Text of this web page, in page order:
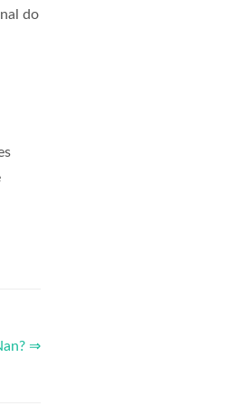
do
⇒